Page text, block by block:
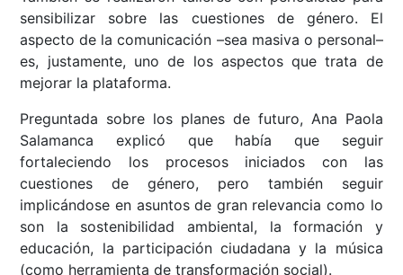
sensibilizar sobre las cuestiones de género. El
aspecto de la comunicación –sea masiva o personal–
es, justamente, uno de los aspectos que trata de
mejorar la plataforma.
Preguntada sobre los planes de futuro, Ana Paola
Salamanca explicó que había que seguir
fortaleciendo los procesos iniciados con las
cuestiones de género, pero también seguir
implicándose en asuntos de gran relevancia como lo
son la sostenibilidad ambiental, la formación y
educación, la participación ciudadana y la música
(como herramienta de transformación social).